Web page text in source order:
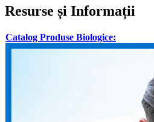
Resurse și Informații
Catalog Produse Biologice: